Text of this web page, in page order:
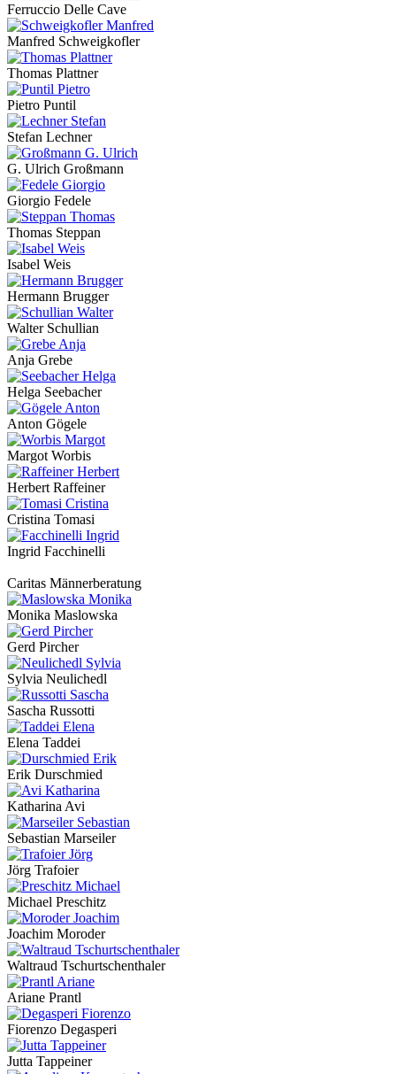
Ferruccio Delle Cave
Manfred Schweigkofler
Thomas Plattner
Pietro Puntil
Stefan Lechner
G. Ulrich Großmann
Giorgio Fedele
Thomas Steppan
Isabel Weis
Hermann Brugger
Walter Schullian
Anja Grebe
Helga Seebacher
Anton Gögele
Margot Worbis
Herbert Raffeiner
Cristina Tomasi
Ingrid Facchinelli
Caritas Männerberatung
Monika Maslowska
Gerd Pircher
Sylvia Neulichedl
Sascha Russotti
Elena Taddei
Erik Durschmied
Katharina Avi
Sebastian Marseiler
Jörg Trafoier
Michael Preschitz
Joachim Moroder
Waltraud Tschurtschenthaler
Ariane Prantl
Fiorenzo Degasperi
Jutta Tappeiner